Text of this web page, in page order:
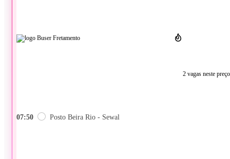
2 vagas neste preço
07:50 Posto Beira Rio - Sewal